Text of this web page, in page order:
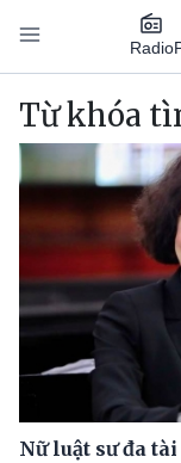
Nhảy đến nội dung
Radio
Main
Từ khóa
Nữ luật sư đa tài